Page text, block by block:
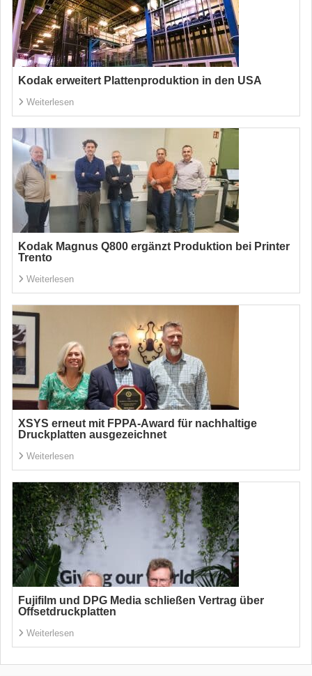
Kodak erweitert Plattenproduktion in den USA
Weiterlesen
Kodak Magnus Q800 ergänzt Produktion bei Printer
Trento
Weiterlesen
XSYS erneut mit FPPA-Award für nachhaltige
Druckplatten ausgezeichnet
Weiterlesen
Fujifilm und DPG Media schließen Vertrag über
Offsetdruckplatten
Weiterlesen